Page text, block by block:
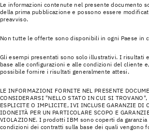
Le informazioni contenute nel presente documento
della prima pubblicazione e possono essere
preavviso.
Non tutte le offerte sono disponibili in ogni Paese in
Gli esempi presentati sono solo illustrativi. I risultati
base alle configurazioni e alle condizioni del cliente
possibile fornire i risultati generalmente attesi.
LE INFORMAZIONI FORNITE NEL PRESENTE
CONSIDERARSI "NELLO STATO IN CUI SI
ESPLICITE O IMPLICITE, IVI INCLUSE GARANZIE DI
IDONEITÀ PER UN PARTICOLARE SCOPO E
VIOLAZIONE. I prodotti IBM sono coperti da
condizioni dei contratti sulla base dei quali vengono